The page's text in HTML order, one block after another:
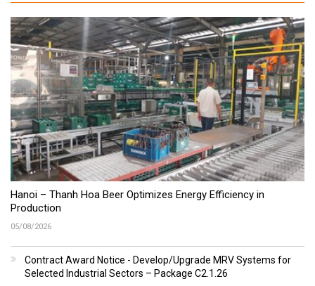
Hanoi – Thanh Hoa Beer Optimizes Energy Efficiency in
Production
05/08/2026
Contract Award Notice - Develop/Upgrade MRV Systems for
Selected Industrial Sectors – Package C2.1.26